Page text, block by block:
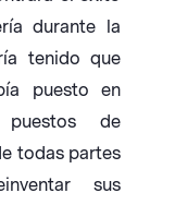
durante la
tenido que
puesto en
de
todas partes
sus